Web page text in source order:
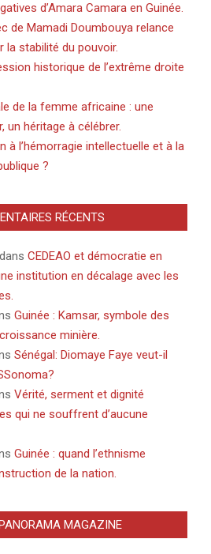
d’Amara Camara en Guinée.
de Mamadi Doumbouya relance
la stabilité du pouvoir.
historique de l’extrême droite
de la femme africaine : une
un héritage à célébrer.
à l’hémorragie intellectuelle et à la
?
RÉCENTS
dans CEDEAO et démocratie en
institution en décalage avec les
Guinée : Kamsar, symbole des
minière.
Sénégal: Diomaye Faye veut-il
Vérité, serment et dignité
qui ne souffrent d’aucune
Guinée : quand l’ethnisme
de la nation.
MAGAZINE